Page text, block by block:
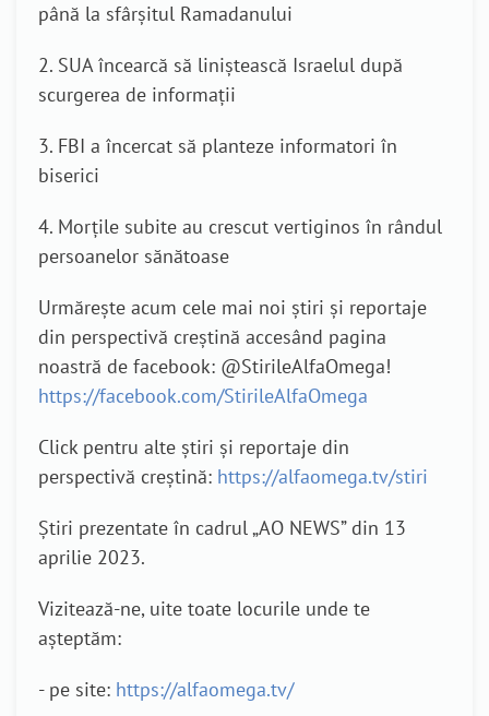
până la sfârșitul Ramadanului
2. SUA încearcă să liniștească Israelul după
scurgerea de informații
3. FBI a încercat să planteze informatori în
biserici
4. Morțile subite au crescut vertiginos în rândul
persoanelor sănătoase
Urmărește acum cele mai noi știri și reportaje
din perspectivă creștină accesând pagina
noastră de facebook: @StirileAlfaOmega!
https://facebook.com/StirileAlfaOmega
Click pentru alte știri și reportaje din
perspectivă creștină: https://alfaomega.tv/stiri
Știri prezentate în cadrul „AO NEWS” din 13
aprilie 2023.
Vizitează-ne, uite toate locurile unde te
așteptăm:
- pe site: https://alfaomega.tv/